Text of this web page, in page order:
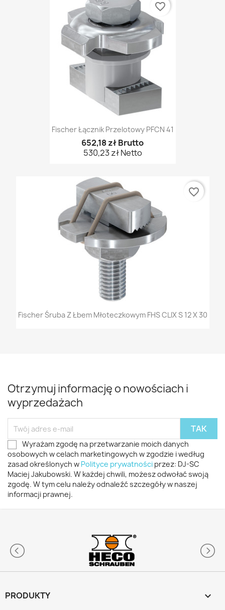
Fischer Łącznik Przelotowy PFCN 41
652,18 zł Brutto
530,23 zł Netto
favorite_border
Fischer Śruba Z Łbem Młoteczkowym FHS CLIX S 12 X 30
favorite_border
Otrzymuj informację o nowościach i
wyprzedażach
Wyrażam zgodę na przetwarzanie moich danych
osobowych w celach marketingowych w zgodzie i według
zasad określonych w Polityce prywatności przez: DJ-SC
Maciej Jakubowski. W każdej chwili, możesz odwołać swoją
zgodę. W tym celu należy odnaleźć szczegóły w naszej
informacji prawnej.
PRODUKTY 